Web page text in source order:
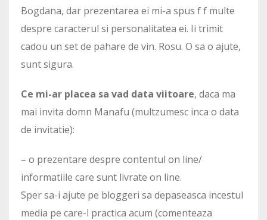
Bogdana, dar prezentarea ei mi-a spus f f multe
despre caracterul si personalitatea ei. Ii trimit
cadou un set de pahare de vin. Rosu. O sa o ajute,
sunt sigura.
Ce mi-ar placea sa vad data viitoare, daca ma
mai invita domn Manafu (multzumesc inca o data
de invitatie):
– o prezentare despre contentul on line/
informatiile care sunt livrate on line.
Sper sa-i ajute pe bloggeri sa depaseasca incestul
media pe care-l practica acum (comenteaza